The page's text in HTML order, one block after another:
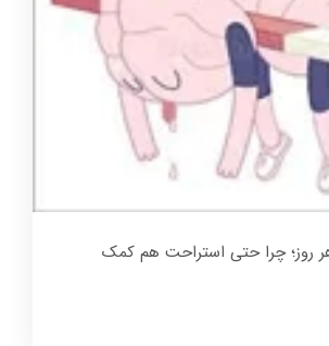
روز؛ چرا حتی استراحت هم کمک